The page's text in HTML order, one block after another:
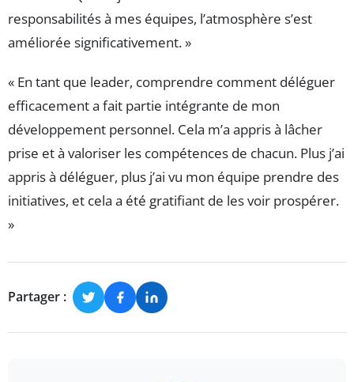
responsabilités à mes équipes, l’atmosphère s’est
améliorée significativement. »
« En tant que leader, comprendre comment déléguer
efficacement a fait partie intégrante de mon
développement personnel. Cela m’a appris à lâcher
prise et à valoriser les compétences de chacun. Plus j’ai
appris à déléguer, plus j’ai vu mon équipe prendre des
initiatives, et cela a été gratifiant de les voir prospérer.
»
Partager :